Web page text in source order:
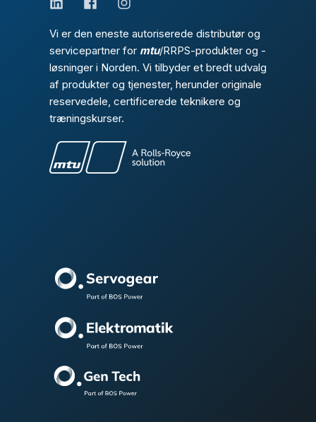
Vi er den eneste autoriserede distributør og
servicepartner for mtu/RRPS-produkter og -
løsninger i Norden. Vi tilbyder et bredt udvalg
af produkter og tjenester, herunder originale
reservedele, certificerede teknikere og
træningskurser.